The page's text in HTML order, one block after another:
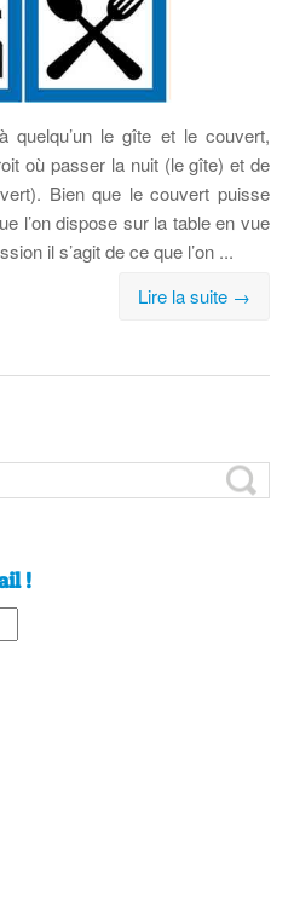
quel­qu’un le gîte et le cou­vert,
où pas­ser la nuit (le gîte) et de
Bien que le cou­vert puisse
l’on dis­pose sur la table en vue
il s’a­git de ce que l’on ...
Lire la suite →
!